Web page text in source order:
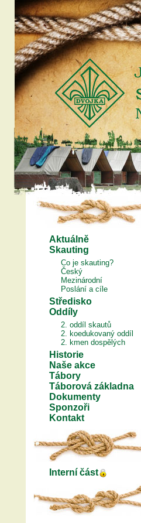
Aktuálně
Skauting
Co je skauting?
Český
Mezinárodní
Poslání a cíle
Středisko
Oddíly
2. oddíl skautů
2. koedukovaný oddíl
2. kmen dospělých
Historie
Naše akce
Tábory
Táborová základna
Dokumenty
Sponzoři
Kontakt
Interní část